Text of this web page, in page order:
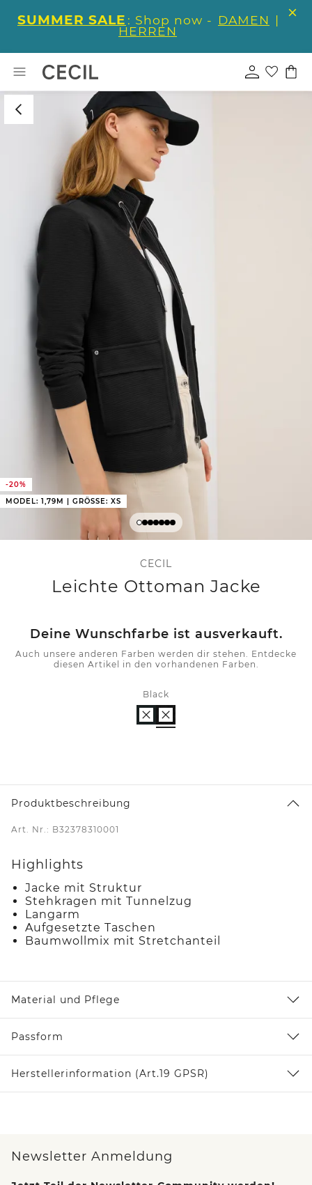
SUMMER SALE : Shop now - DAMEN |
HERREN
-20%
MODEL: 1,79M | GRÖSSE: XS
CECIL
Leichte Ottoman Jacke
Deine Wunschfarbe ist ausverkauft.
Auch unsere anderen Farben werden dir stehen. Entdecke
diesen Artikel in den vorhandenen Farben.
Black
Produktbeschreibung
Art. Nr.: B32378310001
Highlights
Jacke mit Struktur
Stehkragen mit Tunnelzug
Langarm
Aufgesetzte Taschen
Baumwollmix mit Stretchanteil
Material und Pflege
Passform
Herstellerinformation (Art.19 GPSR)
Newsletter Anmeldung